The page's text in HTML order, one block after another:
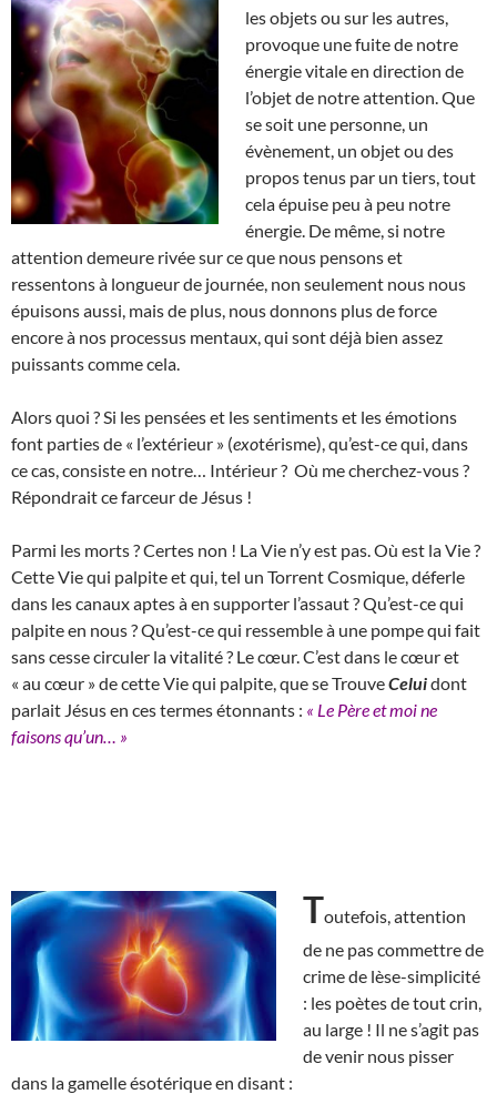
les objets ou sur les autres,
provoque une fuite de notre
énergie vitale en direction de
l’objet de notre attention. Que
se soit une personne, un
évènement, un objet ou des
propos tenus par un tiers, tout
cela épuise peu à peu notre
énergie. De même, si notre
attention demeure rivée sur ce que nous pensons et
ressentons à longueur de journée, non seulement nous nous
épuisons aussi, mais de plus, nous donnons plus de force
encore à nos processus mentaux, qui sont déjà bien assez
puissants comme cela.
Alors quoi ? Si les pensées et les sentiments et les émotions
font parties de « l’extérieur » (exotérisme), qu’est-ce qui, dans
ce cas, consiste en notre… Intérieur ? Où me cherchez-vous ?
Répondrait ce farceur de Jésus !
Parmi les morts ? Certes non ! La Vie n’y est pas. Où est la Vie ?
Cette Vie qui palpite et qui, tel un Torrent Cosmique, déferle
dans les canaux aptes à en supporter l’assaut ? Qu’est-ce qui
palpite en nous ? Qu’est-ce qui ressemble à une pompe qui fait
sans cesse circuler la vitalité ? Le cœur. C’est dans le cœur et
« au cœur » de cette Vie qui palpite, que se TrouveCeluidont
parlait Jésus en ces termes étonnants : « Le Père et moi ne
faisons qu’un… »
Toutefois, attention
de ne pas commettre de
crime de lèse-simplicité
: les poètes de tout crin,
au large ! Il ne s’agit pas
de venir nous pisser
dans la gamelle ésotérique en disant :